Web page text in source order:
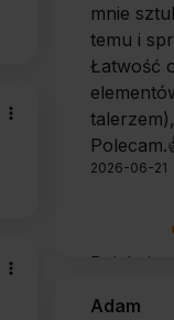
mnie
temu i
Łatwość
2026-06-21
Adam